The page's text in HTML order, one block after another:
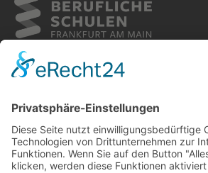
Sitemap
Impressum
Datenschutz